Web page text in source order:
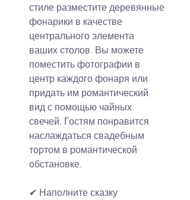
стиле разместите деревянные
фонарики в качестве
центрального элемента
ваших столов. Вы можете
поместить фотографии в
центр каждого фонаря или
придать им романтический
вид с помощью чайных
свечей. Гостям понравится
наслаждаться свадебным
тортом в романтической
обстановке.
✔ Наполните сказку